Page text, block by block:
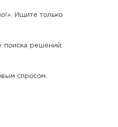
Ищите только
поиска решений,
спросом.